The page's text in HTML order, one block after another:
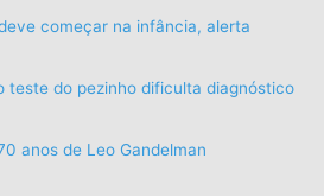
começar na infância, alerta
teste do pezinho dificulta diagnóstico
anos de Leo Gandelman